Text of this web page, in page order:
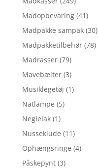
Madopbevaring (41)
Madpakke sampak (30)
Madpakketilbehør (78)
Madrasser (79)
Mavebælter (3)
Musiklegetøj (1)
Natlampe (5)
Neglelak (1)
Nusseklude (11)
Ophængsringe (4)
Påskepynt (3)